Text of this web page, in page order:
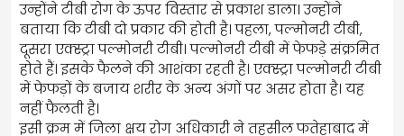
उन्होंने टीबी रोग के ऊपर विस्तार से प्रकाश डाला। उन्होंने
बताया कि टीबी दो प्रकार की होती है। पहला, पल्मोनरी टीबी,
दूसरा एक्स्ट्रा पल्मोनरी टीबी। पल्मोनरी टीबी में फेफड़े संक्रमित
होते हैं। इसके फैलने की आशंका रहती है। एक्स्ट्रा पल्मोनरी टीबी
में फेफड़ों के बजाय शरीर के अन्य अंगों पर असर होता है। यह
नहीं फैलती है।
इसी क्रम में जिला क्षय रोग अधिकारी ने तहसील फतेहाबाद में